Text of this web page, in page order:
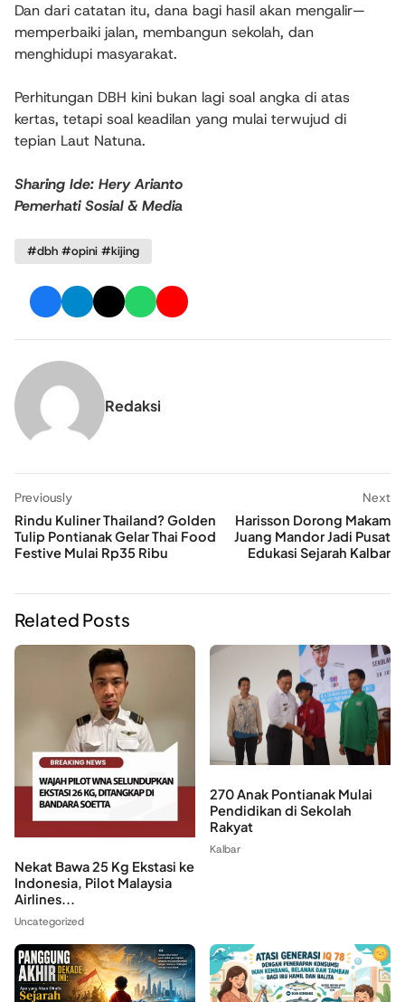
Dan dari catatan itu, dana bagi hasil akan mengalir—
memperbaiki jalan, membangun sekolah, dan
menghidupi masyarakat.
Perhitungan DBH kini bukan lagi soal angka di atas
kertas, tetapi soal keadilan yang mulai terwujud di
tepian Laut Natuna.
Sharing Ide: Hery Arianto
Pemerhati Sosial & Media
#dbh #opini #kijing
Redaksi
Previously
Rindu Kuliner Thailand? Golden
Tulip Pontianak Gelar Thai Food
Festive Mulai Rp35 Ribu
Next
Harisson Dorong Makam
Juang Mandor Jadi Pusat
Edukasi Sejarah Kalbar
Related Posts
Nekat Bawa 25 Kg Ekstasi ke
Indonesia, Pilot Malaysia
Airlines...
Uncategorized
270 Anak Pontianak Mulai
Pendidikan di Sekolah
Rakyat
Kalbar